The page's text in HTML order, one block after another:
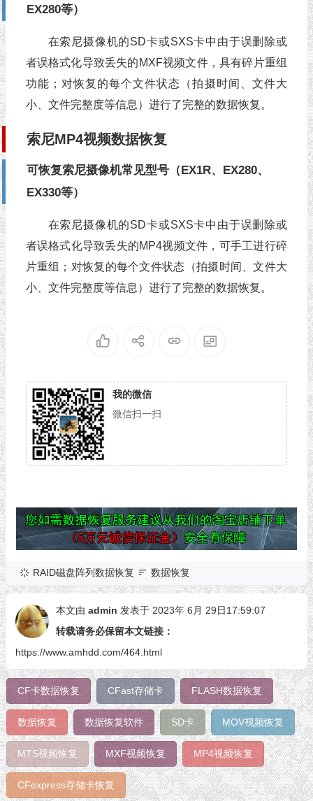
EX280等）
在索尼摄像机的SD卡或SXS卡中由于误删除或
者误格式化导致丢失的MXF视频文件，具有碎片重组
功能；对恢复的每个文件状态（拍摄时间、文件大
小、文件完整度等信息）进行了完整的数据恢复。
索尼MP4视频数据恢复
可恢复索尼摄像机常见型号（EX1R、EX280、
EX330等）
在索尼摄像机的SD卡或SXS卡中由于误删除或
者误格式化导致丢失的MP4视频文件，可手工进行碎
片重组；对恢复的每个文件状态（拍摄时间、文件大
小、文件完整度等信息）进行了完整的数据恢复。
我的微信
微信扫一扫
RAID磁盘阵列数据恢复 数据恢复
本文由 admin 发表于 2023年 6月 29日17:59:07
转载请务必保留本文链接：
https://www.amhdd.com/464.html
CF卡数据恢复 CFast存储卡 FLASH数据恢复
数据恢复 数据恢复软件 SD卡 MOV视频恢复
MTS视频恢复 MXF视频恢复 MP4视频恢复
CFexpress存储卡恢复